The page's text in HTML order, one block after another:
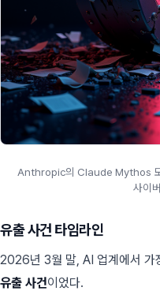
Anthropic의 Claude Mythos 모
사이
유출 사건 타임라인
2026년 3월 말, AI 업계에서 가
유출 사건이었다.